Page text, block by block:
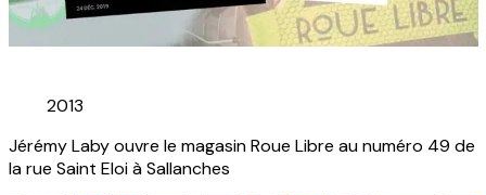
2013
Jérémy Laby ouvre le magasin Roue Libre au numéro 49 de
la rue Saint Eloi à Sallanches